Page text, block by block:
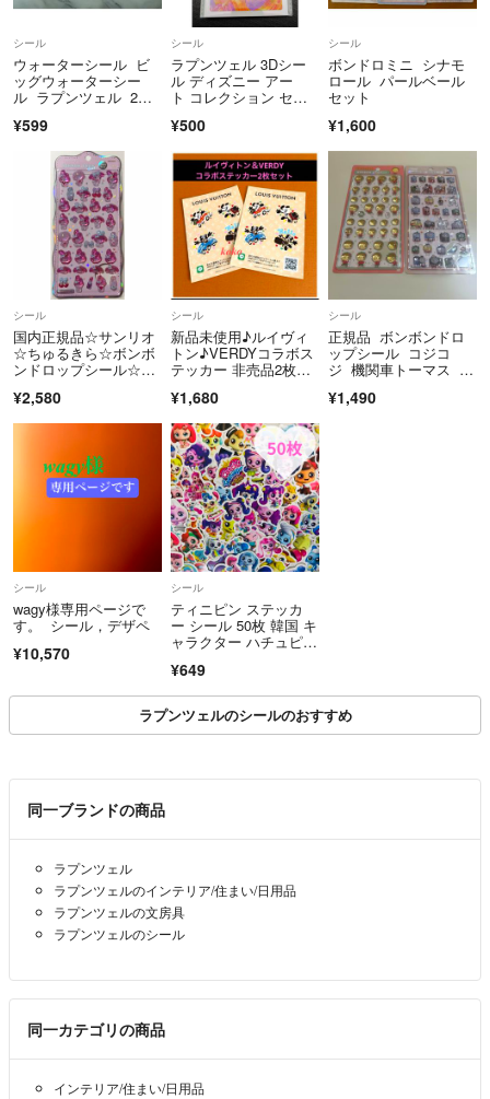
んでくれて本当にありがとうございます❤️
シール
ウォーターシール ビ
ッグウォーターシー
ル ラプンツェル 2種
¥599
シール
ラプンツェル 3Dシー
ル ディズニー アー
ト コレクション セリ
¥500
シール
ボンドロミニ シナモ
ロール パールベール
セット
¥1,600
シール
国内正規品☆サンリオ
☆ちゅるきら☆ボンボ
ンドロップシール☆マ
¥2,580
シール
新品未使用♪ルイヴィ
トン♪VERDYコラボス
テッカー 非売品2枚セ
¥1,680
シール
正規品 ボンボンドロ
ップシール コジコ
ジ 機関車トーマス 2
¥1,490
シール
wagy様専用ページで
す。 シール，デザペ
¥10,570
シール
ティニピン ステッカ
ー シール 50枚 韓国 キ
ャラクター ハチュピ
ーティングスター キャ
ッチ！ティニピン
¥649
ラプンツェルのシールのおすすめ
同一ブランドの商品
ラプンツェル
ラプンツェルのインテリア/住まい/日用品
ラプンツェルの文房具
ラプンツェルのシール
同一カテゴリの商品
インテリア/住まい/日用品